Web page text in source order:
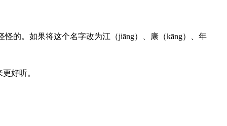
的。如果将这个名字改为江（jiāng）、康（kāng）、年
好听。